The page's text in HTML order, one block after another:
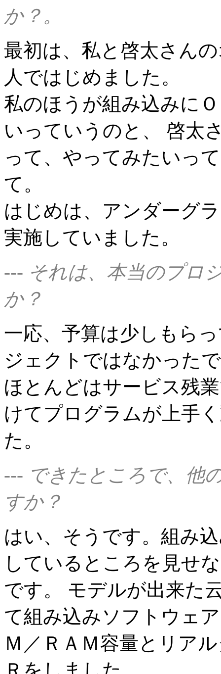
か？。
最初は、私と啓太さん
人ではじめました。
私のほうが組み込みに
いっていうのと、 啓太
って、やってみたいっ
て。
はじめは、アンダーグ
実施していました。
--- それは、本当のプロ
か？
一応、予算は少しもら
ジェクトではなかった
ほとんどはサービス残
けてプログラムが上手
た。
--- できたところで、他
すか？
はい、そうです。組み
しているところを見せ
です。 モデルが出来た
て組み込みソフトウェ
Ｍ／ＲＡＭ容量とリア
Ｒをしました。